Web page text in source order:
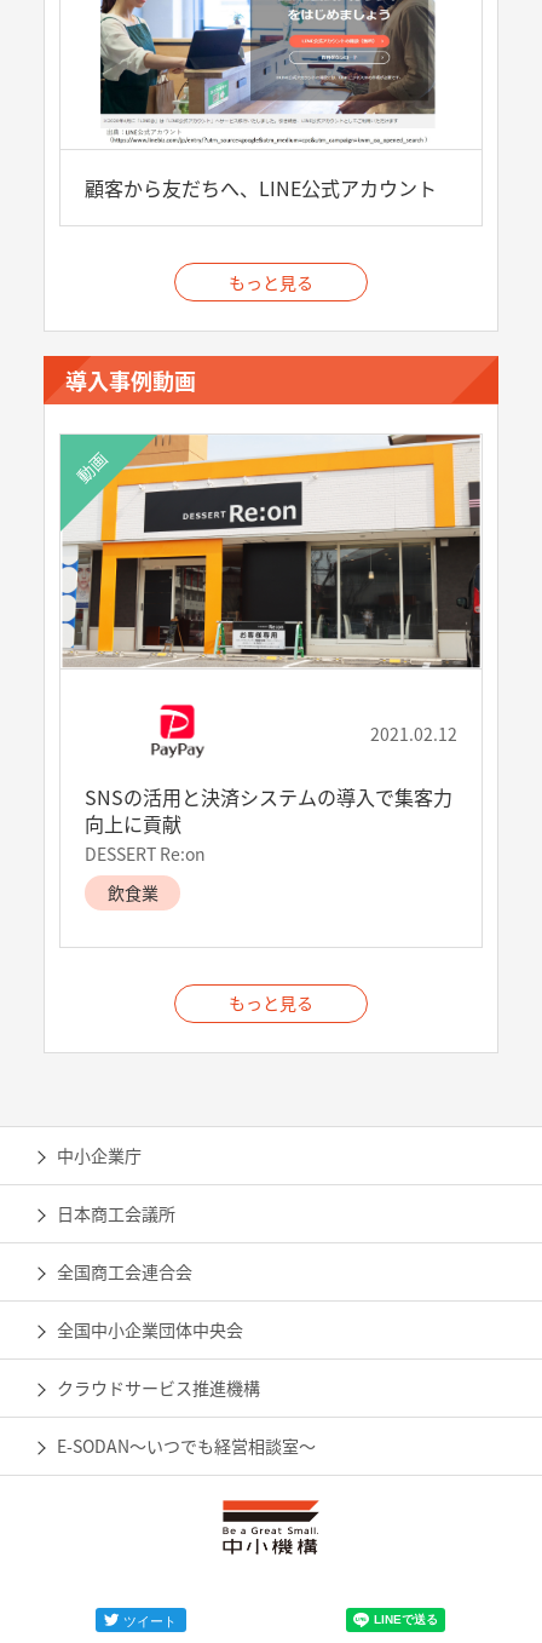
顧客から友だちへ、LINE公式アカウント
もっと見る
導入事例動画
動画
2021.02.12
SNSの活用と決済システムの導入で集客力
向上に貢献
DESSERT Re:on
飲食業
もっと見る
中小企業庁
日本商工会議所
全国商工会連合会
全国中小企業団体中央会
クラウドサービス推進機構
E-SODAN～いつでも経営相談室～